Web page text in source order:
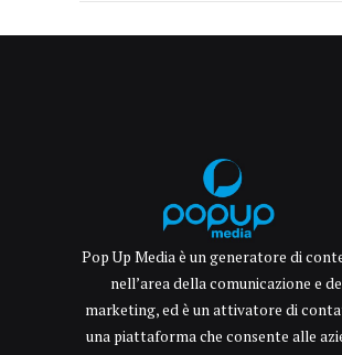
Pop Up Media è un generatore di
nell’area della comunicazione e
marketing, ed è un attivatore di
una piattaforma che consente alle